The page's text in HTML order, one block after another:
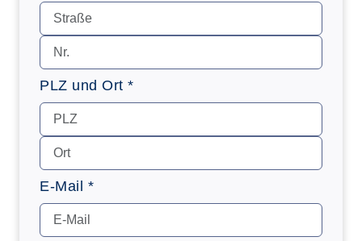
PLZ und Ort *
E-Mail *